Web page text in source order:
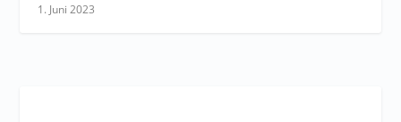
1. Juni 2023